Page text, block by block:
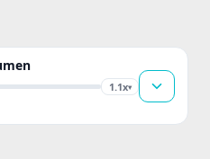
1.1x▾